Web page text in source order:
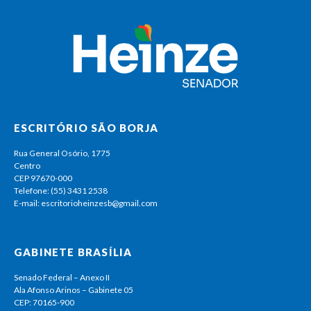
ESCRITÓRIO SÃO BORJA
Rua General Osório, 1775
Centro
CEP 97670-000
Telefone: (55) 3431 2538
E-mail: escritorioheinzesb@gmail.com
GABINETE BRASÍLIA
Senado Federal – Anexo II
Ala Afonso Arinos – Gabinete 05
CEP: 70165-900